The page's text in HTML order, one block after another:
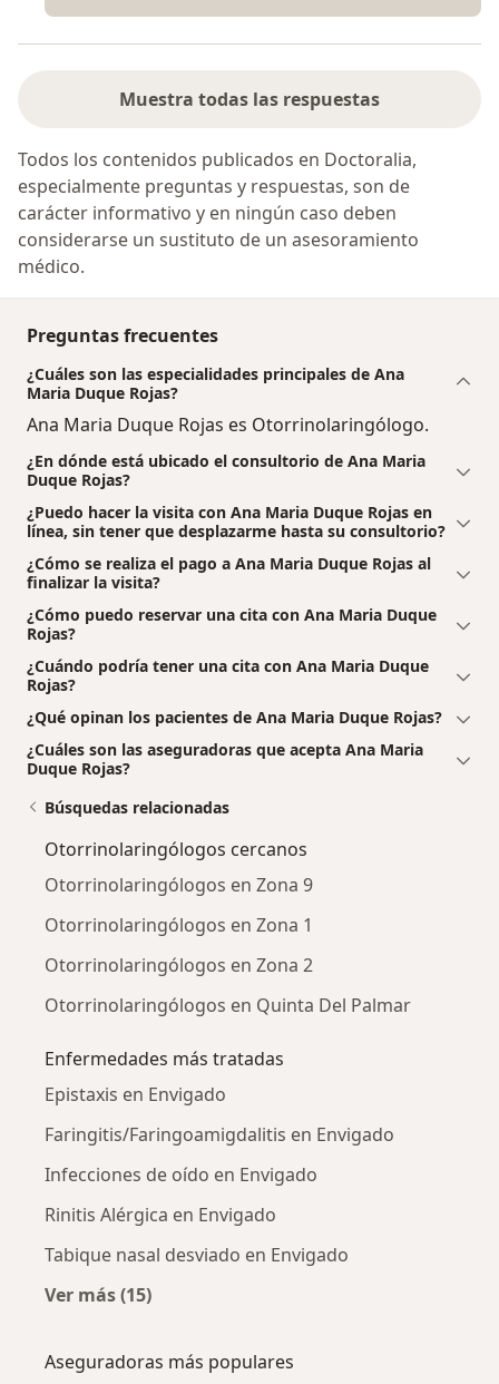
Muestra todas las respuestas
Todos los contenidos publicados en Doctoralia,
especialmente preguntas y respuestas, son de
carácter informativo y en ningún caso deben
considerarse un sustituto de un asesoramiento
médico.
Preguntas frecuentes
¿Cuáles son las especialidades principales de Ana
Maria Duque Rojas?
Ana Maria Duque Rojas es Otorrinolaringólogo.
¿En dónde está ubicado el consultorio de Ana Maria
Duque Rojas?
¿Puedo hacer la visita con Ana Maria Duque Rojas en
línea, sin tener que desplazarme hasta su consultorio?
¿Cómo se realiza el pago a Ana Maria Duque Rojas al
finalizar la visita?
¿Cómo puedo reservar una cita con Ana Maria Duque
Rojas?
¿Cuándo podría tener una cita con Ana Maria Duque
Rojas?
¿Qué opinan los pacientes de Ana Maria Duque Rojas?
¿Cuáles son las aseguradoras que acepta Ana Maria
Duque Rojas?
Búsquedas relacionadas
Otorrinolaringólogos cercanos
Otorrinolaringólogos en Zona 9
Otorrinolaringólogos en Zona 1
Otorrinolaringólogos en Zona 2
Otorrinolaringólogos en Quinta Del Palmar
Enfermedades más tratadas
Epistaxis en Envigado
Faringitis/Faringoamigdalitis en Envigado
Infecciones de oído en Envigado
Rinitis Alérgica en Envigado
Tabique nasal desviado en Envigado
Ver más (15)
Aseguradoras más populares